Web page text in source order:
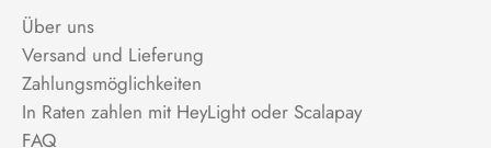
Über uns
Versand und Lieferung
Zahlungsmöglichkeiten
In Raten zahlen mit HeyLight oder Scalapay
FAQ